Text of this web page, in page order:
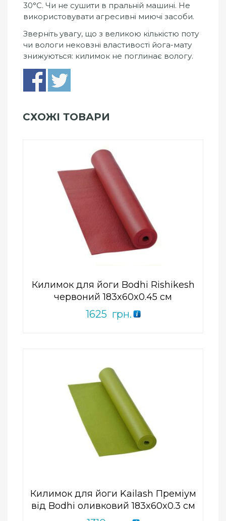
30°C. Чи не сушити в пральній машині. Не
використовувати агресивні миючі засоби.
Зверніть увагу, що з великою кількістю поту
чи вологи нековзні властивості йога-мату
знижуються: килимок не поглинає вологу.
СХОЖІ ТОВАРИ
Килимок для йоги Bodhi Rishikesh
червоний 183x60x0.45 см
1625 грн.
ПРИДБАТИ
Add to Wishlist
Килимок для йоги Kailash Преміум
від Bodhi оливковий 183x60x0.3 см
ПРИДБАТИ
Add to Wishlist